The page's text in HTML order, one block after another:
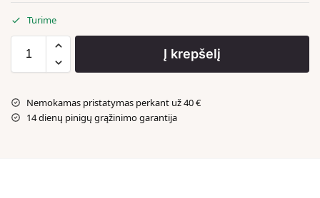
Turime
Į krepšelį
Nemokamas pristatymas perkant už 40 €
14 dienų pinigų grąžinimo garantija